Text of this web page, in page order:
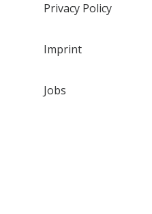
Privacy Policy
Imprint
Jobs